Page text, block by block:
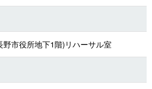
野市役所地下1階)リハーサル室